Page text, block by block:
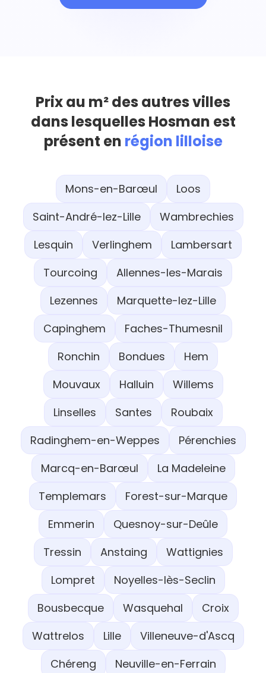
Prix au m² des autres villes
dans lesquelles Hosman est
présent en région lilloise
Mons-en-Barœul
Loos
Saint-André-lez-Lille
Wambrechies
Lesquin
Verlinghem
Lambersart
Tourcoing
Allennes-les-Marais
Lezennes
Marquette-lez-Lille
Capinghem
Faches-Thumesnil
Ronchin
Bondues
Hem
Mouvaux
Halluin
Willems
Linselles
Santes
Roubaix
Radinghem-en-Weppes
Pérenchies
Marcq-en-Barœul
La Madeleine
Templemars
Forest-sur-Marque
Emmerin
Quesnoy-sur-Deûle
Tressin
Anstaing
Wattignies
Lompret
Noyelles-lès-Seclin
Bousbecque
Wasquehal
Croix
Wattrelos
Lille
Villeneuve-d'Ascq
Chéreng
Neuville-en-Ferrain